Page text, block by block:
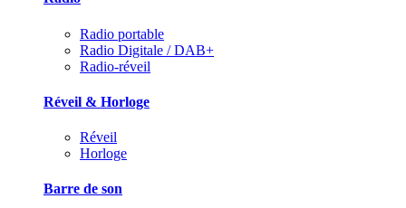
Radio portable
Radio Digitale / DAB+
Radio-réveil
Réveil & Horloge
Réveil
Horloge
Barre de son